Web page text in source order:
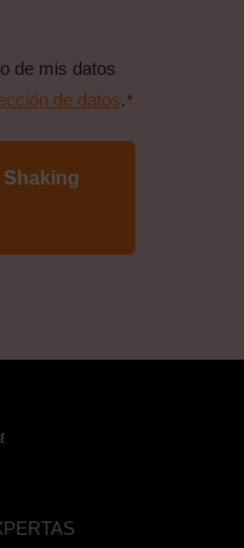
de mis datos
de datos. *